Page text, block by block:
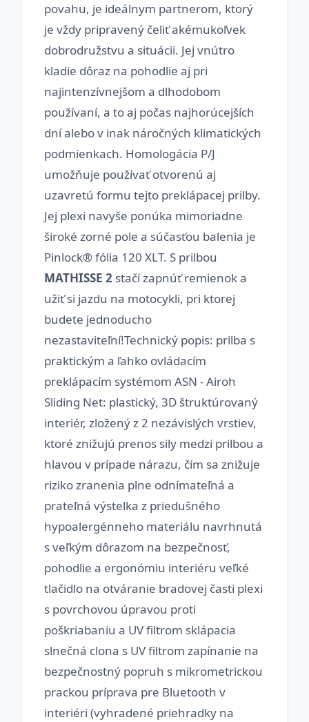
povahu, je ideálnym partnerom, ktorý
je vždy pripravený čeliť akémukoľvek
dobrodružstvu a situácii. Jej vnútro
kladie dôraz na pohodlie aj pri
najintenzívnejšom a dlhodobom
používaní, a to aj počas najhorúcejších
dní alebo v inak náročných klimatických
podmienkach. Homologácia P/J
umožňuje používať otvorenú aj
uzavretú formu tejto preklápacej prilby.
Jej plexi navyše ponúka mimoriadne
široké zorné pole a súčasťou balenia je
Pinlock® fólia 120 XLT. S prilbou
MATHISSE 2 stačí zapnúť remienok a
užiť si jazdu na motocykli, pri ktorej
budete jednoducho
nezastaviteľní!Technický popis: prilba s
praktickým a ľahko ovládacím
preklápacím systémom ASN - Airoh
Sliding Net: plastický, 3D štruktúrovaný
interiér, zložený z 2 nezávislých vrstiev,
ktoré znižujú prenos sily medzi prilbou a
hlavou v prípade nárazu, čím sa znižuje
riziko zranenia plne odnímateľná a
prateľná výstelka z priedušného
hypoalergénneho materiálu navrhnutá
s veľkým dôrazom na bezpečnosť,
pohodlie a ergonómiu interiéru veľké
tlačidlo na otváranie bradovej časti plexi
s povrchovou úpravou proti
poškriabaniu a UV filtrom sklápacia
slnečná clona s UV filtrom zapínanie na
bezpečnostný popruh s mikrometrickou
prackou príprava pre Bluetooth v
interiéri (vyhradené priehradky na